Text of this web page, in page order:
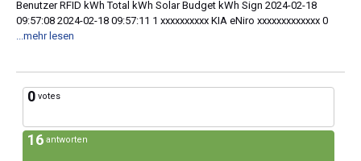
Benutzer RFID kWh Total kWh Solar Budget kWh Sign 2024-02-18
09:57:08 2024-02-18 09:57:11 1 xxxxxxxxxx KIA eNiro xxxxxxxxxxxxx 0
...mehr lesen
0 votes
16 antworten